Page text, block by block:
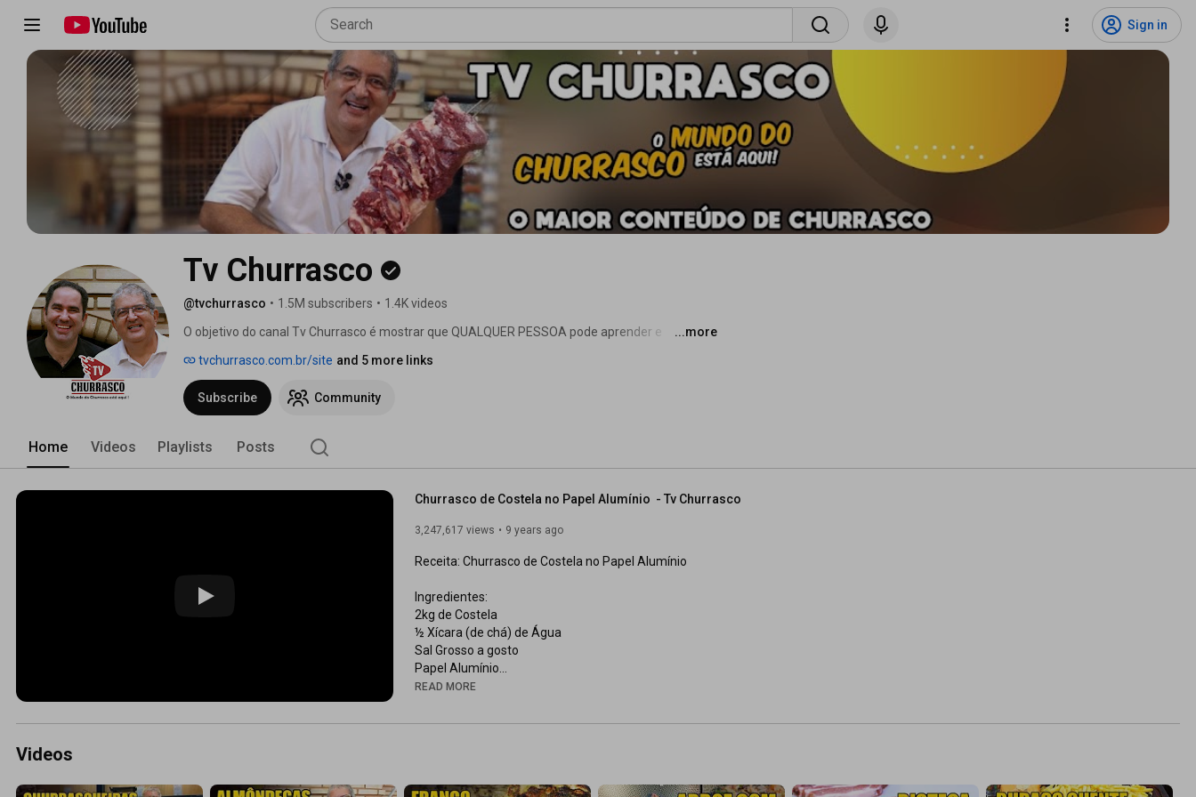
Sign in
Tv Churrasco
@tvchurrasco • 1.5M subscribers • 1.4K videos
O objetivo do canal Tv Churrasco é mostrar que QUALQUER PESSOA pode aprender e
...more
tvchurrasco.com.br/site and 5 more links
Subscribe Community
Home Videos Playlists Posts
Churrasco de Costela no Papel Alumínio  - Tv Churrasco
3,247,617 views 9 years ago
Receita: Churrasco de Costela no Papel Alumínio
Ingredientes:
2kg de Costela
½ Xícara (de chá) de Água
Sal Grosso a gosto
Papel Alumínio
1 Espeto para Churrasco
Modo de Preparo:
Espete a costela com o espeto para churrasco e leve à
READ MORE
Videos